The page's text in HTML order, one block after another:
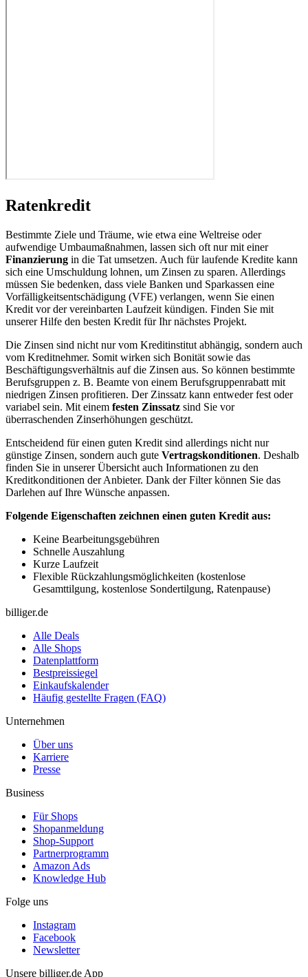
Ratenkredit
Bestimmte Ziele und Träume, wie etwa eine Weltreise oder
aufwendige Umbaumaßnahmen, lassen sich oft nur mit einer
Finanzierung in die Tat umsetzen. Auch für laufende Kredite kann
sich eine Umschuldung lohnen, um Zinsen zu sparen. Allerdings
müssen Sie bedenken, dass viele Banken und Sparkassen eine
Vorfälligkeitsentschädigung (VFE) verlangen, wenn Sie einen
Kredit vor der vereinbarten Laufzeit kündigen. Finden Sie mit
unserer Hilfe den besten Kredit für Ihr nächstes Projekt.
Die Zinsen sind nicht nur vom Kreditinstitut abhängig, sondern auch
vom Kreditnehmer. Somit wirken sich Bonität sowie das
Beschäftigungsverhältnis auf die Zinsen aus. So können bestimmte
Berufsgruppen z. B. Beamte von einem Berufsgruppenrabatt mit
niedrigen Zinsen profitieren. Der Zinssatz kann entweder fest oder
variabel sein. Mit einem festen Zinssatz sind Sie vor
überraschenden Zinserhöhungen geschützt.
Entscheidend für einen guten Kredit sind allerdings nicht nur
günstige Zinsen, sondern auch gute Vertragskonditionen. Deshalb
finden Sie in unserer Übersicht auch Informationen zu den
Kreditkonditionen der Anbieter. Dank der Filter können Sie das
Darlehen auf Ihre Wünsche anpassen.
Folgende Eigenschaften zeichnen einen guten Kredit aus:
Keine Bearbeitungsgebühren
Schnelle Auszahlung
Kurze Laufzeit
Flexible Rückzahlungsmöglichkeiten (kostenlose
Gesamttilgung, kostenlose Sondertilgung, Ratenpause)
billiger.de
Alle Deals
Alle Shops
Datenplattform
Bestpreissiegel
Einkaufskalender
Häufig gestellte Fragen (FAQ)
Unternehmen
Über uns
Karriere
Presse
Business
Für Shops
Shopanmeldung
Shop-Support
Partnerprogramm
Amazon Ads
Knowledge Hub
Folge uns
Instagram
Facebook
Newsletter
Unsere billiger.de App